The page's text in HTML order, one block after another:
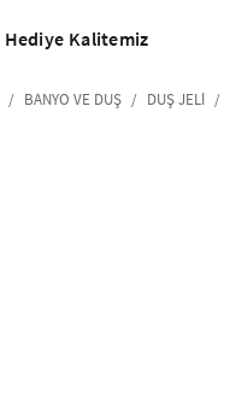
Hediye Kalitemiz
BANYO VE DUŞ DUŞ JELI